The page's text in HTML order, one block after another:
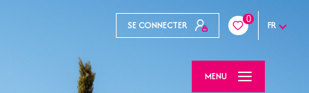
SE CONNECTER 0 FR
MENU